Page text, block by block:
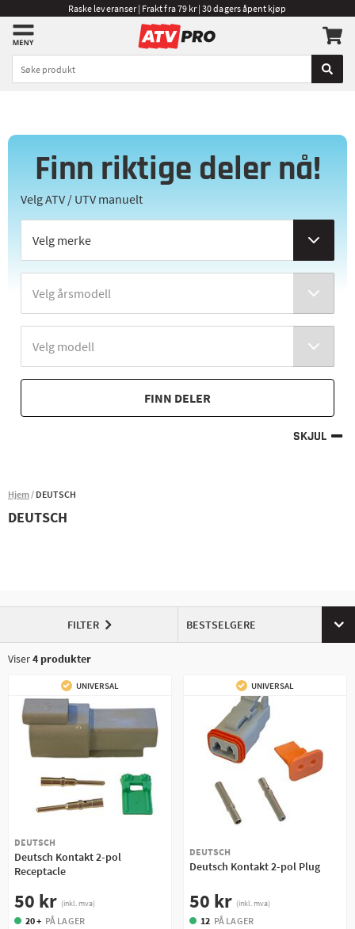
Raske leveranser | Frakt fra 79 kr | 30 dagers åpent kjøp
Finn riktige deler nå!
Velg ATV / UTV manuelt
FINN DELER
SKJUL
Hjem DEUTSCH
DEUTSCH
FILTER BESTSELGERE
Viser4 produkter
UNIVERSAL
DEUTSCH
Deutsch Kontakt 2-pol
Receptacle
50 kr (inkl. mva)
20 + PÅ LAGER
UNIVERSAL
DEUTSCH
Deutsch Kontakt 2-pol Plug
50 kr (inkl. mva)
12 PÅ LAGER